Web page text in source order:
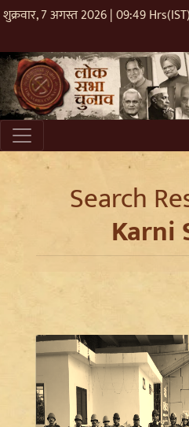
शुक्रवार, 7 अगस्त 2026 | 09:49 Hrs(IST)
Search
Karni